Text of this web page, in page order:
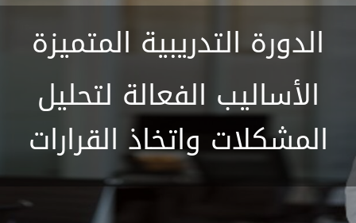
الدورة التدريبية المتميزة
الأساليب الفعالة لتحليل
المشكلات واتخاذ القرارات